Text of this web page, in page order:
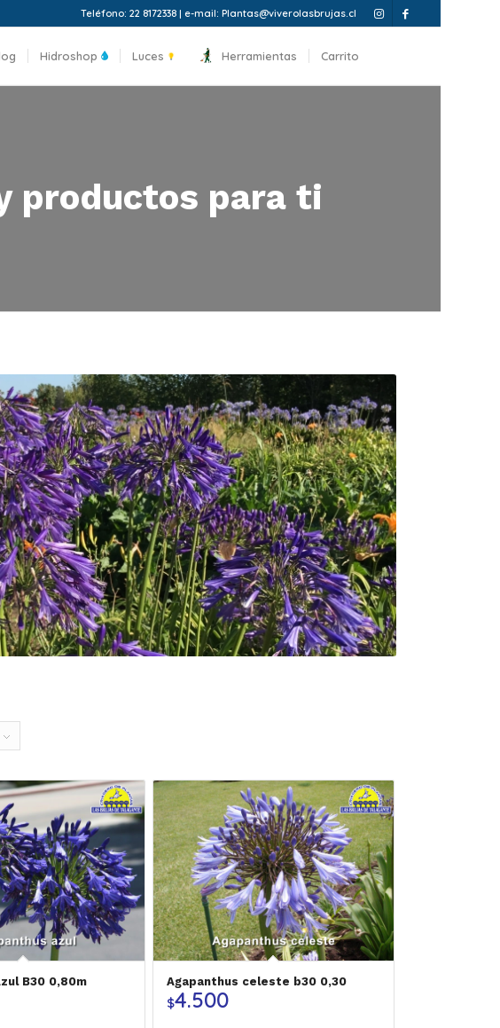
Teléfono: 22 8172338 | e-mail: Plantas@viverolasbrujas.cl
Hidroshop Luces Herramientas Carrito
productos para ti
B30 0,80m
Agapanthus celeste b30 0,30
$4.500